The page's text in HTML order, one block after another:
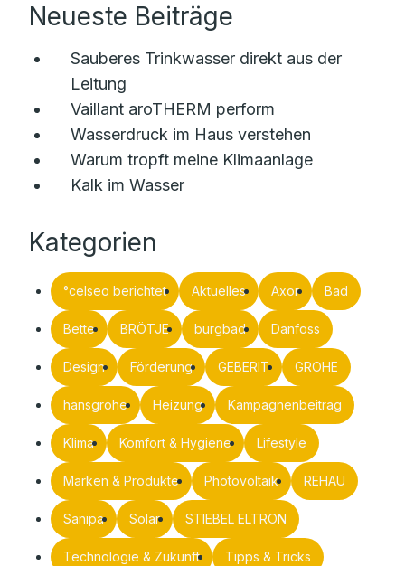
Neueste Beiträge
Sauberes Trinkwasser direkt aus der
Leitung
Vaillant aroTHERM perform
Wasserdruck im Haus verstehen
Warum tropft meine Klimaanlage
Kalk im Wasser
Kategorien
°celseo berichtet Aktuelles Axor Bad
Bette BRÖTJE burgbad Danfoss
Design Förderung GEBERIT GROHE
hansgrohe Heizung Kampagnenbeitrag
Klima Komfort & Hygiene Lifestyle
Marken & Produkte Photovoltaik REHAU
Sanipa Solar STIEBEL ELTRON
Technologie & Zukunft Tipps & Tricks